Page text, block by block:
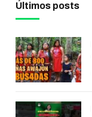
Últimos posts